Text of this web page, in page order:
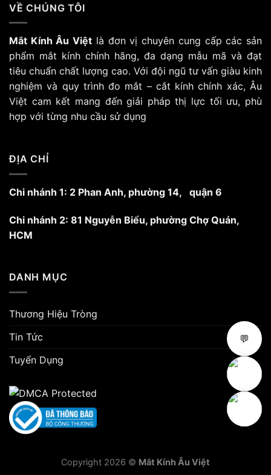
VỀ CHÚNG TÔI
Mắt Kính Âu Việt là đơn vị chuyên cung cấp các sản
phẩm mắt kính chính hãng, đa dạng mẫu mã và đạt
tiêu chuẩn chất lượng cao. Với đội ngũ tư vấn giàu kinh
nghiệm và quy trình đo mắt – cắt kính chính xác, Âu
Việt cam kết mang đến giải pháp thị lực tối ưu, phù
hợp với từng nhu cầu sử dụng
ĐỊA CHỈ
Chi nhánh 1: 2 Phan Anh, phường 14, quận 6
Chi nhánh 2: 81 Nguyễn Biểu, phường Chợ Quán,
HCM
DANH MỤC
Thương Hiệu Tròng
Tin Tức
Tuyển Dụng
Copyright 2026 © Mắt Kính Âu Việt
💬